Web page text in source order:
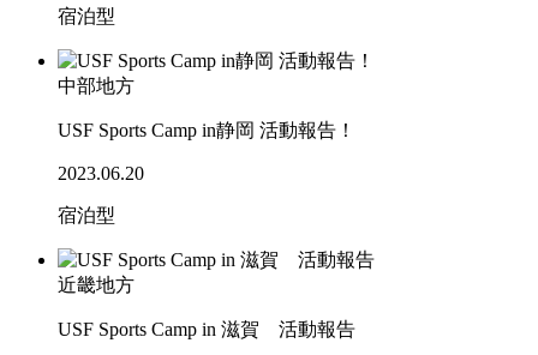
宿泊型
中部地方
USF Sports Camp in静岡 活動報告！
2023.06.20
宿泊型
近畿地方
USF Sports Camp in 滋賀 活動報告